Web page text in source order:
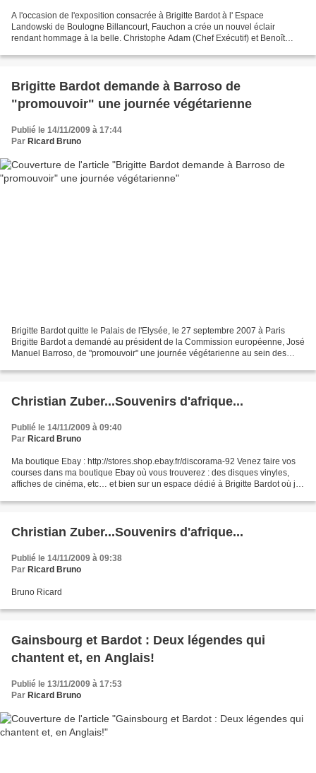
A l'occasion de l'exposition consacrée à Brigitte Bardot à l' Espace
Landowski de Boulogne Billancourt, Fauchon a crée un nouvel éclair
rendant hommage à la belle. Christophe Adam (Chef Exécutif) et Benoît
Brigitte Bardot demande à Barroso de
"promouvoir" une journée végétarienne
Publié le 14/11/2009 à 17:44
Par Ricard Bruno
Brigitte Bardot quitte le Palais de l'Elysée, le 27 septembre 2007 à Paris
Brigitte Bardot a demandé au président de la Commission européenne, José
Manuel Barroso, de "promouvoir" une journée végétarienne au sein des
Christian Zuber...Souvenirs d'afrique...
Publié le 14/11/2009 à 09:40
Par Ricard Bruno
Ma boutique Ebay : http://stores.shop.ebay.fr/discorama-92 Venez faire vos
courses dans ma boutique Ebay où vous trouverez : des disques vinyles,
affiches de cinéma, etc… et bien sur un espace dédié à Brigitte Bardot où je
Christian Zuber...Souvenirs d'afrique...
Publié le 14/11/2009 à 09:38
Par Ricard Bruno
Bruno Ricard
Gainsbourg et Bardot : Deux légendes qui
chantent et, en Anglais!
Publié le 13/11/2009 à 17:53
Par Ricard Bruno